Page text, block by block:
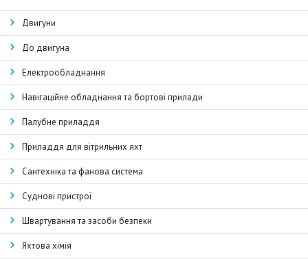
Двигуни
До двигуна
Електрообладнання
Навігаційне обладнання та бортові прилади
Палубне приладдя
Приладдя для вітрильних яхт
Сантехніка та фанова система
Суднові пристрої
Швартування та засоби безпеки
Яхтова хімія